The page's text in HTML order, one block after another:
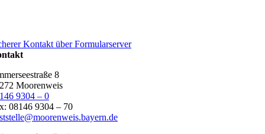
Kontakt über Formularserver
8
Moorenweis
9304 – 0
08146 9304 – 70